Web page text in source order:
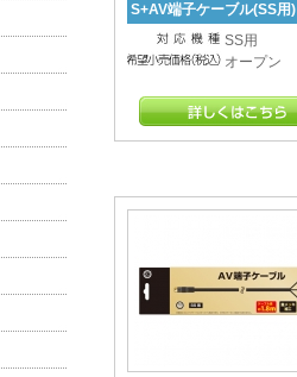
S+AV端子ケーブル(SS用)
SS用
オープン